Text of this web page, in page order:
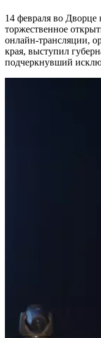
14 февраля во Дворце
торжественное
онлайн-трансляции,
края, выступил
подчеркнувший